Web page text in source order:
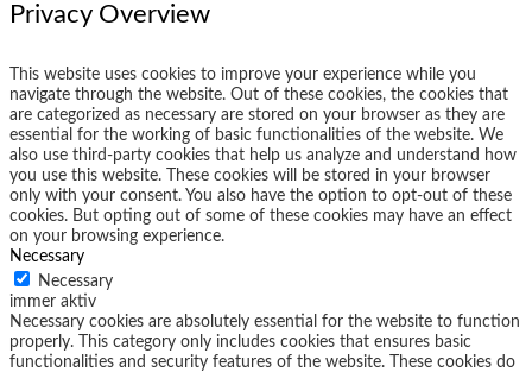
Privacy Overview
This website uses cookies to improve your experience while you
navigate through the website. Out of these cookies, the cookies that
are categorized as necessary are stored on your browser as they are
essential for the working of basic functionalities of the website. We
also use third-party cookies that help us analyze and understand how
you use this website. These cookies will be stored in your browser
only with your consent. You also have the option to opt-out of these
cookies. But opting out of some of these cookies may have an effect
on your browsing experience.
Necessary
Necessary
immer aktiv
Necessary cookies are absolutely essential for the website to function
properly. This category only includes cookies that ensures basic
functionalities and security features of the website. These cookies do